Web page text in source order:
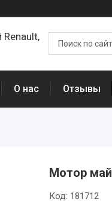
Renault,
О нас Отзывы
Мотор
Код: 181712